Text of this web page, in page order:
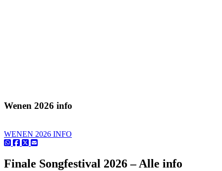
Wenen 2026 info
WENEN 2026 INFO
Finale Songfestival 2026 – Alle info